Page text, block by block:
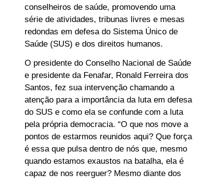
conselheiros de saúde, promovendo uma
série de atividades, tribunas livres e mesas
redondas em defesa do Sistema Único de
Saúde (SUS) e dos direitos humanos.
O presidente do Conselho Nacional de Saúde
e presidente da Fenafar, Ronald Ferreira dos
Santos, fez sua intervenção chamando a
atenção para a importância da luta em defesa
do SUS e como ela se confunde com a luta
pela própria democracia. “O que nos move a
pontos de estarmos reunidos aqui? Que força
é essa que pulsa dentro de nós que, mesmo
quando estamos exaustos na batalha, ela é
capaz de nos reerguer? Mesmo diante dos